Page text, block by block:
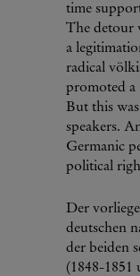
time
The detour
a
radical
promoted a
But this
speakers.
Germanic
political
Der
deutschen
der beiden
(1848-1851